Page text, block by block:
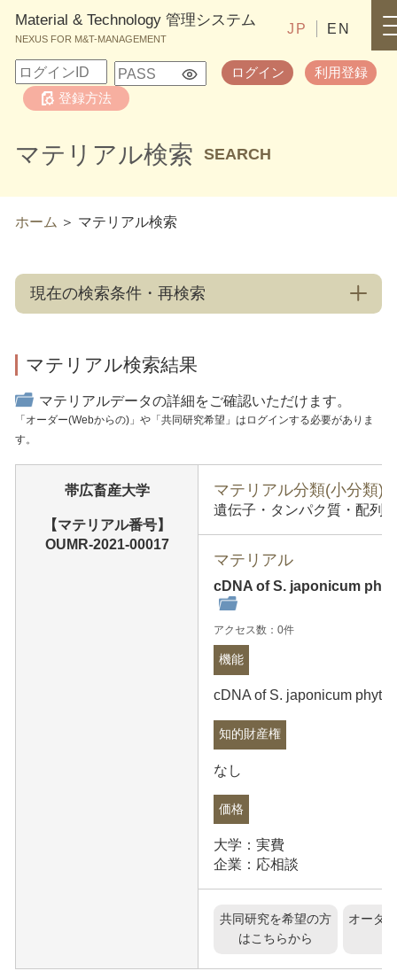
Material & Technology 管理システム
NEXUS FOR M&T-MANAGEMENT
ログイン
利用登録
登録方法
JP EN
マテリアル検索 SEARCH
ホーム マテリアル検索
現在の検索条件・再検索
マテリアル検索結果
マテリアルデータの詳細をご確認いただけます。
「オーダー(Webからの)」や「共同研究希望」はログインする必要がありま
す。
帯広畜産大学
【マテリアル番号】
OUMR-2021-00017
マテリアル分類(小分類)
遺伝子・タンパク質・配列
マテリアル
cDNA of S. japonicum
アクセス数：0件
機能
cDNA of S. japonicum
知的財産権
なし
価格
大学：実費
企業：応相談
共同研究を希望の方
はこちらから
オーダ